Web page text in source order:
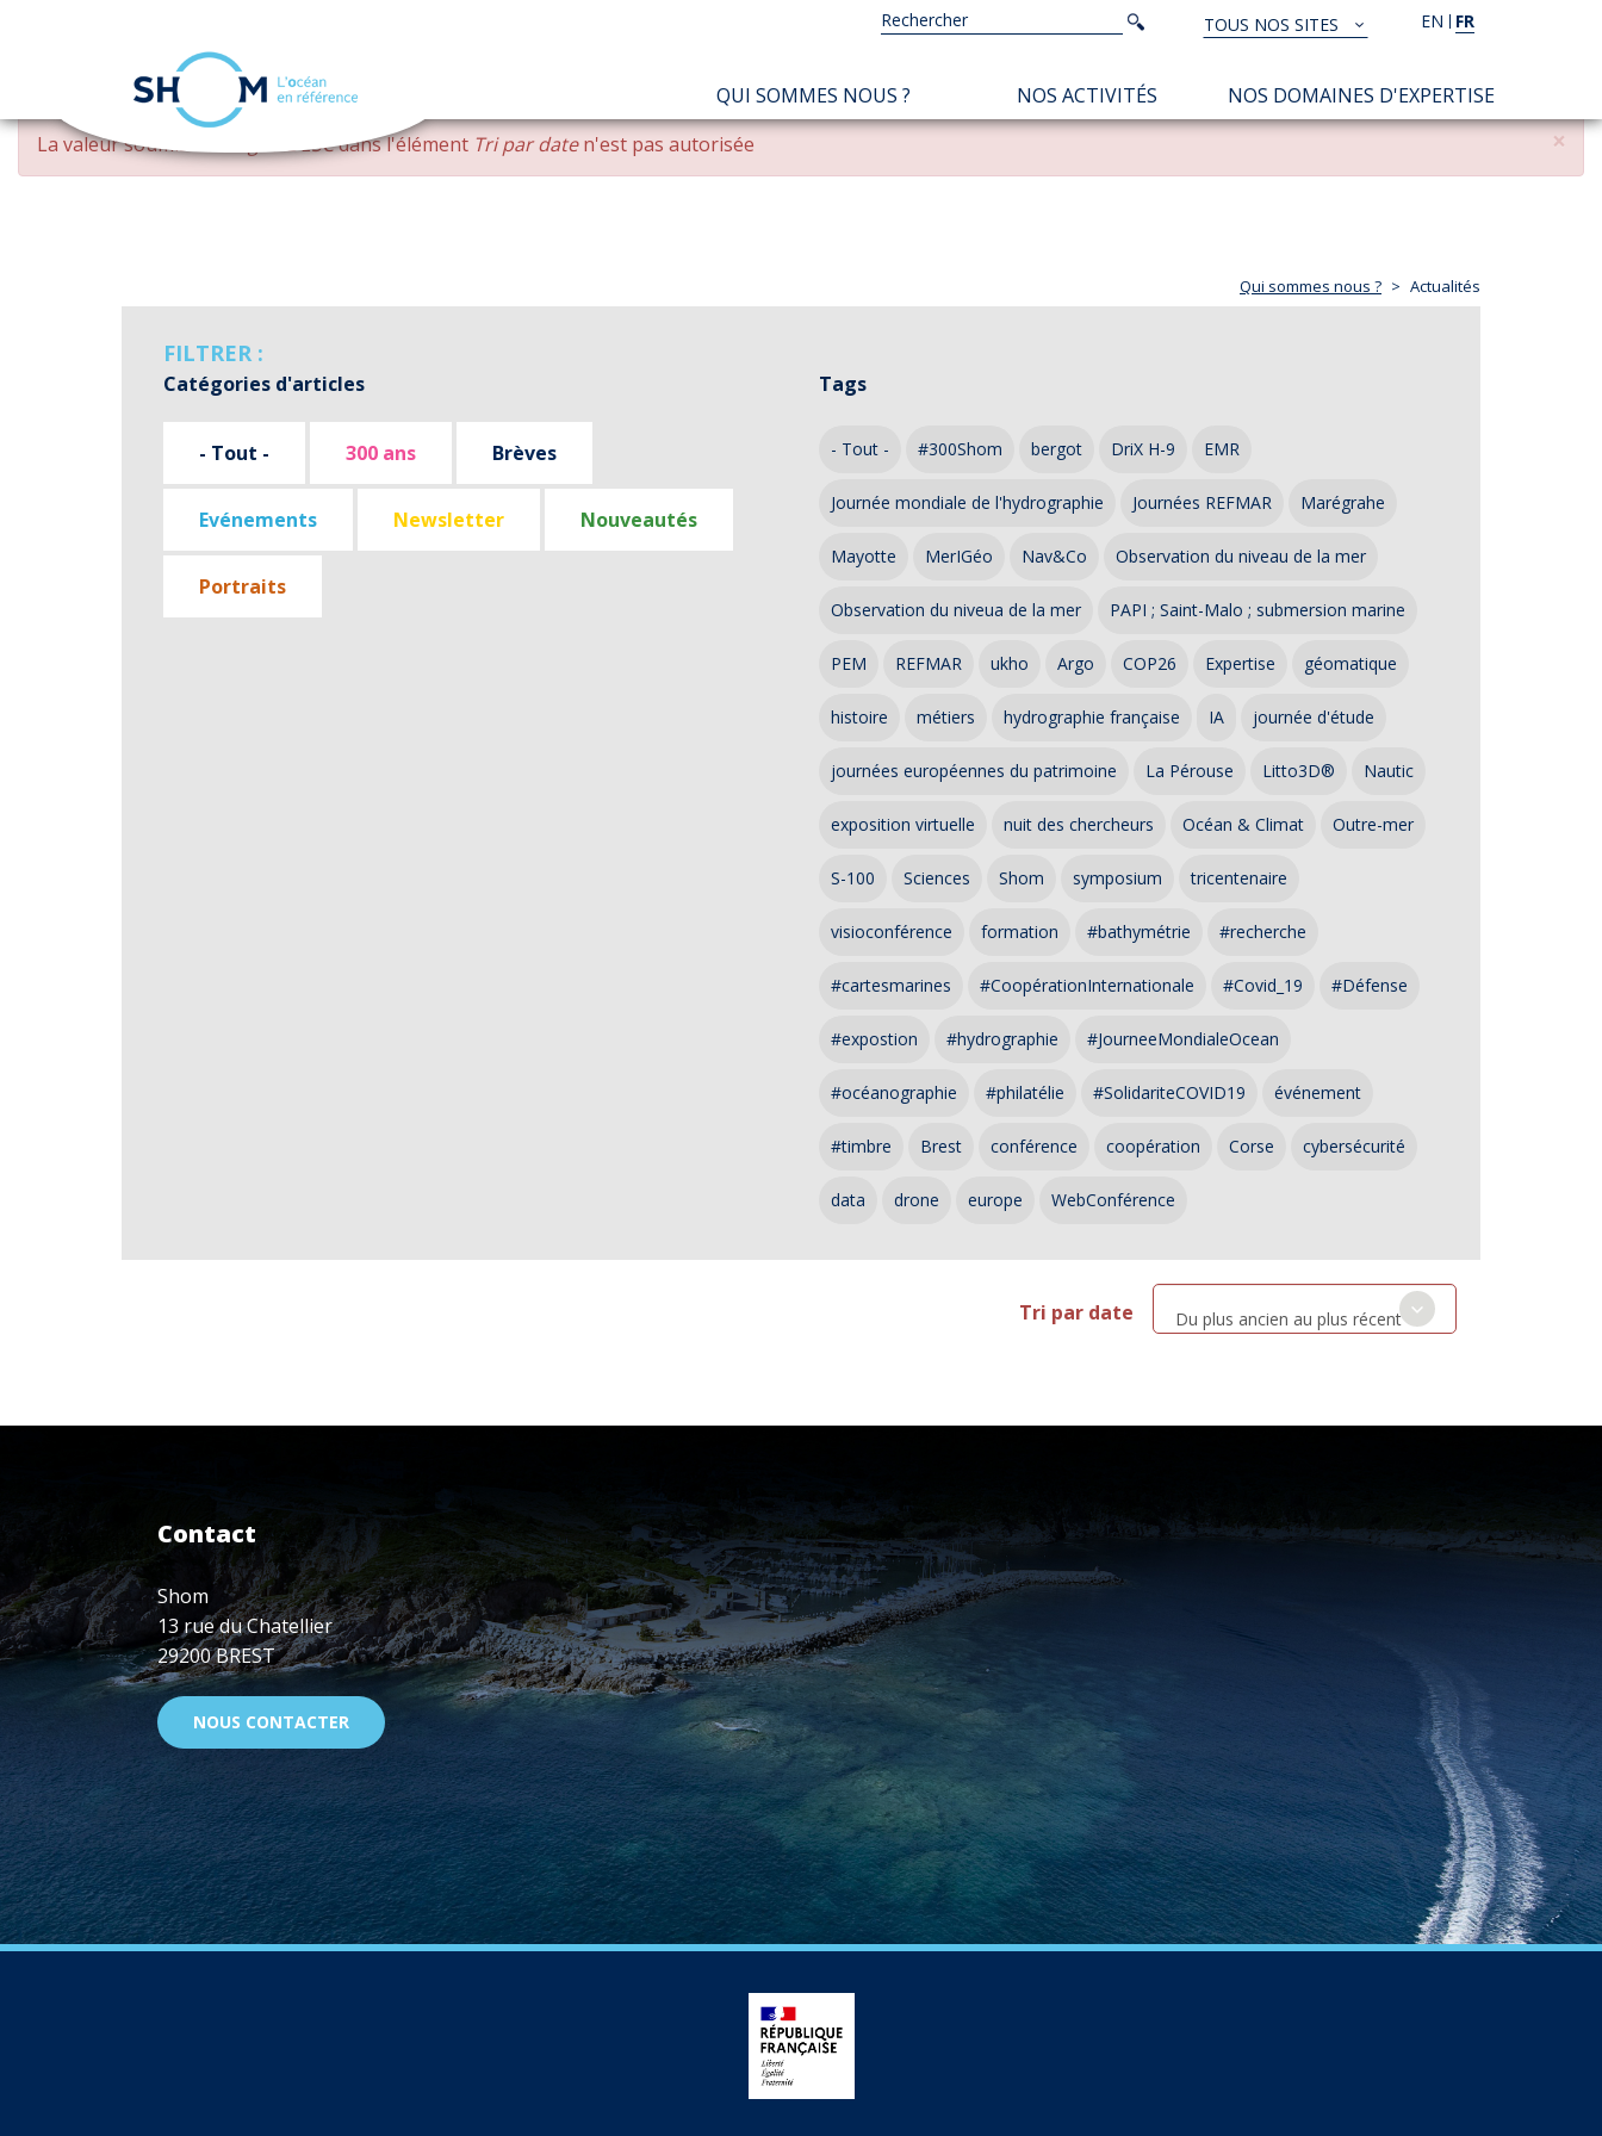
Aller
contenu
EN FR
TOUS
NOS
SITES
TOUS NOS SITES
Rechercher
Rechercher
NAVIGATION
PRINCIPALE
QUI SOMMES NOUS ? NOS ACTIVITÉS NOS DOMAINES D'EXPERTISE
×
MESSAGE
D'ERREUR
La valeur soumise changed DESCdans l'élément Tri par daten'est pas autorisée
Qui sommes nous ? Actualités
FILTRER :
Catégories d'articles
- Tout - 300 ans Brèves
Evénements Newsletter Nouveautés
Portraits
Tags
- Tout - #300Shom bergot DriX H-9 EMR
Journée mondiale de l'hydrographie Journées REFMAR Marégrahe
Mayotte MerIGéo Nav&Co Observation du niveau de la mer
Observation du niveua de la mer PAPI ; Saint-Malo ; submersion marine
PEM REFMAR ukho Argo COP26 Expertise géomatique
histoire métiers hydrographie française IA journée d'étude
journées européennes du patrimoine La Pérouse Litto3D® Nautic
exposition virtuelle nuit des chercheurs Océan & Climat Outre-mer
S-100 Sciences Shom symposium tricentenaire
visioconférence formation #bathymétrie #recherche
#cartesmarines #CoopérationInternationale #Covid_19 #Défense
#expostion #hydrographie #JourneeMondialeOcean
#océanographie #philatélie #SolidariteCOVID19 événement
#timbre Brest conférence coopération Corse cybersécurité
data drone europe WebConférence
Tri par date Du plus ancien au plus récent
Contact
Shom
13 rue du Chatellier
29200 BREST
NOUS CONTACTER